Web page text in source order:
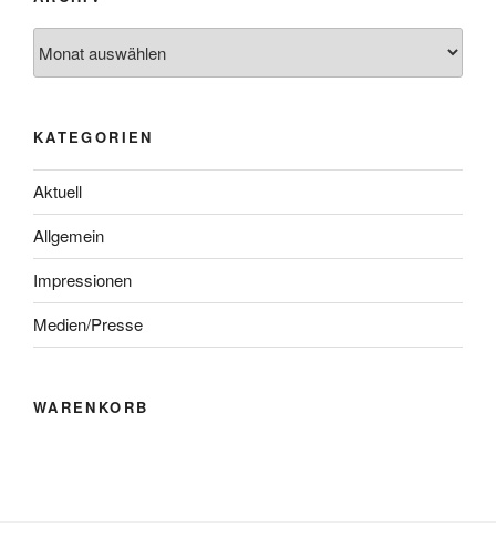
KATEGORIEN
Aktuell
Allgemein
Impressionen
Medien/Presse
WARENKORB